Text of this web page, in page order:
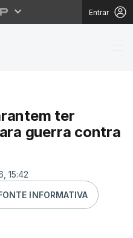
Entrar
ter
guerra contra
15:42
INFORMATIVA